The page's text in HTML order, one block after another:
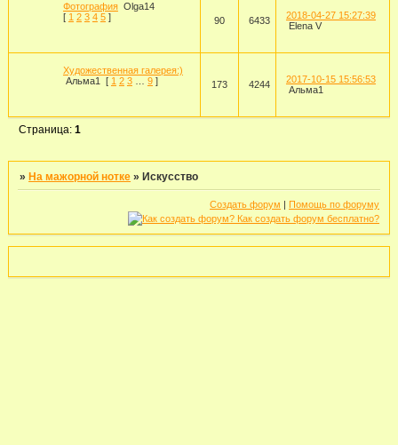
Фотография Olga14
[ 1 2 3 4 5 ] 90 6433
2018-04-27 15:27:39
Elena V
Художественная галерея:)
Альма1
[ 1 2 3 9 ] 173 4244
2017-10-15 15:56:53
Альма1
Страница:1
»На мажорной нотке »Искусство
Создать форум | Помощь по форуму